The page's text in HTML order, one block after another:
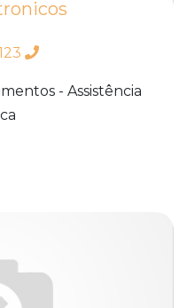
- Assistência